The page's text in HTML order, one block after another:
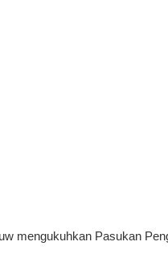
mengukuhkan Pasukan